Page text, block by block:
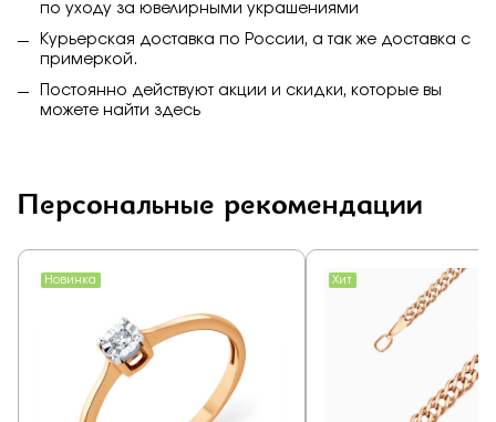
по уходу за ювелирными украшениями
Курьерская доставка по России, а так же доставка с
примеркой.
Постоянно действуют акции и скидки, которые вы
можете найти здесь
Персональные рекомендации